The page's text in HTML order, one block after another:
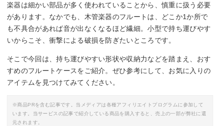
楽器は細かい部品が多く使われていることから、慎重に扱う必要
があります。なかでも、木管楽器のフルートは、どこか1か所で
も不具合があれば音が出なくなるほど繊細。小型で持ち運びやす
いからこそ、衝撃による破損を防ぎたいところです。
そこで今回は、持ち運びやすい形状や収納力などを踏まえ、おす
すめのフルートケースをご紹介。ぜひ参考にして、お気に入りの
アイテムを見つけてみてください。
※商品PRを含む記事です。当メディアは各種アフィリエイトプログラムに参加して
います。当サービスの記事で紹介している商品を購入すると、売上の一部が弊社に還
元されます。